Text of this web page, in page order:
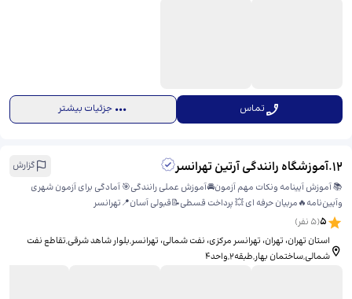
تماس جزئیات بیشتر
12
.آموزشگاه رانندگی آرتین تهرانسر
گزارش
📚 آموزش آیینامه ونکات مهم آزمون🚘آموزش عملی رانندگی🎯 آمادگی برای آزمون شهری
وآیین‌نامه🔥مربیان حرفه ای 💥 پرداخت قسطی📝قبولی آسان📍تهرانسر
5
(
5 نفر)
استان تهران، تهران، تهرانسر مرکزی، نفت شمالی، ​تهرانسر,بلوار شاهد شرقی,تقاطع نفت
شمالی,ساختمان بهار,طبقه2,واحد4